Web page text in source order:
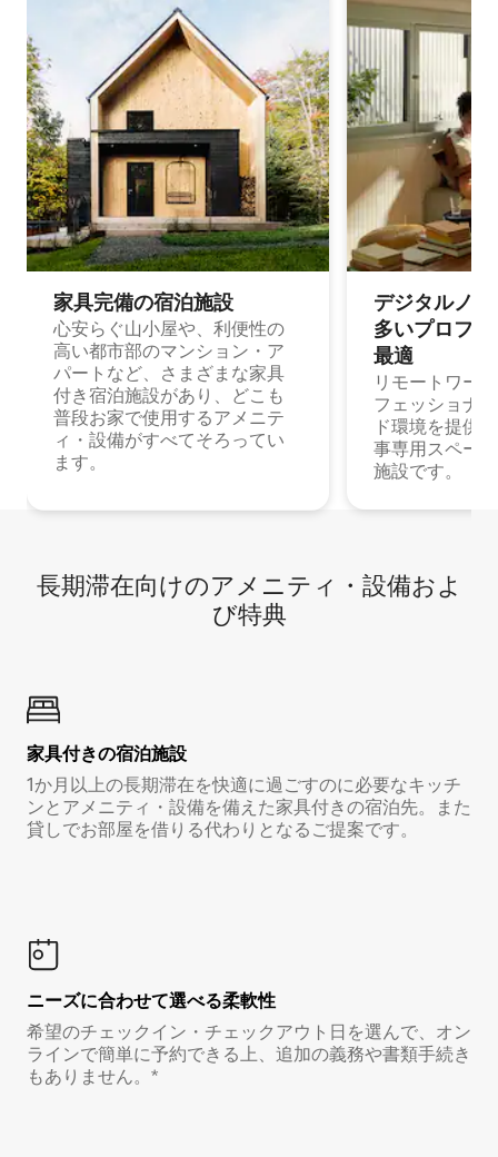
家具完備の宿⁠泊⁠施⁠設
心安らぐ山小屋や、利便性の
高い都市部のマンション・ア
パートなど、さまざまな家具
付き宿泊施設があり、どこも
普段お家で使用するアメニテ
ィ・設備がすべてそろってい
ます。
デジタルノ
多⁠いプ⁠ロ⁠フ⁠
最⁠適
リモートワー
フェッショナ
ド環境を提供
事専用スペー
施設です。
長期滞在向け⁠のア⁠メ⁠ニ⁠テ⁠ィ⁠・設⁠備⁠およ
び特⁠典
家具付き⁠の宿⁠泊⁠施⁠設
1か月以上の長期滞在を快適に過ごすのに必要なキッチ
ンとアメニティ・設備を備えた家具付きの宿泊先。また
貸しでお部屋を借りる代わりとなるご提案です。
ニーズに合わせて選べる柔軟性
希望のチェックイン・チェックアウト日を選んで、オン
ラインで簡単に予約できる上、追加の義務や書類手続き
もありません。*